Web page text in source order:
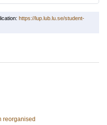
https://lup.lub.lu.se/student-
reorganised